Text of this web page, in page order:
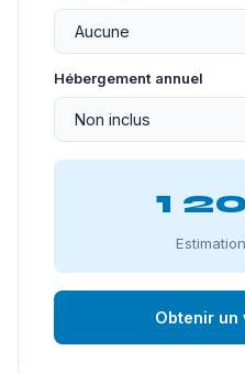
Hébergement annuel
1
Obtenir un